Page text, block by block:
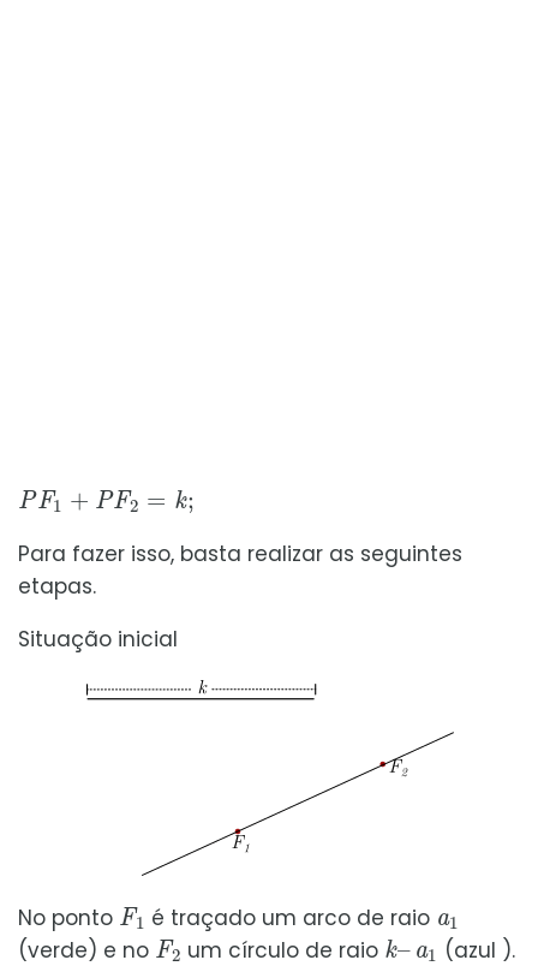
PF1+ F2=
Para fazer isso, basta realizar as seguintes
etapas.
Situação inicial
No ponto
F1
é traçado um arco de raio
(verde) e no
F2
um círculo de raio
k–
a1
(azul ).